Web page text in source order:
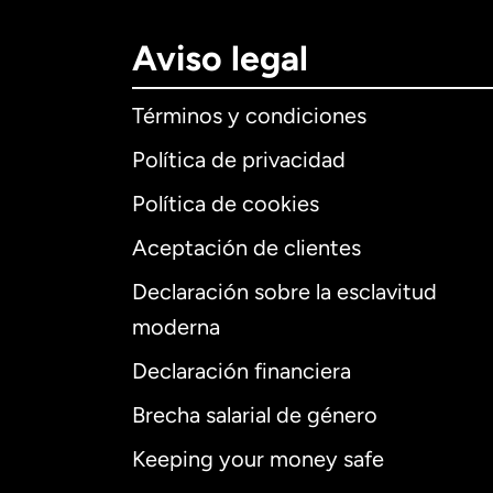
Aviso legal
Términos y condiciones
Política de privacidad
Política de cookies
Aceptación de clientes
Declaración sobre la esclavitud
moderna
Declaración financiera
Brecha salarial de género
Keeping your money safe
Internacional
Alemania